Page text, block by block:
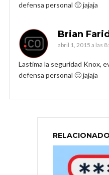
defensa personal 🙁 jajaja
Brian
abril 1, 2015 a las
Lastima la seguridad Knox,
defensa personal 🙁 jajaja